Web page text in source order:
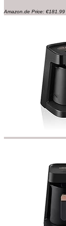
Amazon.de Price: €181.99